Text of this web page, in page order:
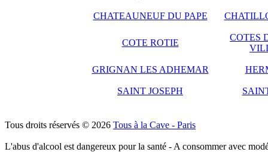
CHATEAUNEUF DU PAPE
COTE ROTIE
COTES
GRIGNAN LES ADHEMAR
SAINT JOSEPH
Tous droits réservés © 2026 Tous à la Cave - Paris
L'abus d'alcool est dangereux pour la santé - A consommer avec